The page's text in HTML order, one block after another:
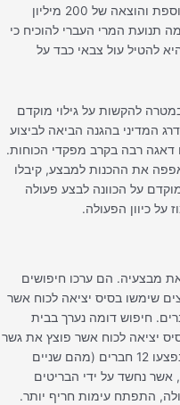
יהודים תצריך משלוח של דיוויזיה בריטית נוספת והוצאה של 200 מיליון
תנועת המרי העברי להוכיח כי
להטיל עול צבאי כבד על
להקשות על גילוי מוקדם
המדיני בהגנה הביאה לביצוע
רבה בקרב מפקדי הכוחות.
את ההכנות למבצע, קיבלו
על הכוונה לבצע פעולה
על כיוון הפעולה.
מבצעיה. הם ערכו חיפושים
שימשו בסיס יציאה לכוח אשר
גשרי א-זיב, ועצרו במצובה 27 חברים. חיפוש דומה נערך בבית
יציאה לכוח אשר פוצץ את גשר
אלנבי. במקום התפתח מאבק אשר בסופו נפצעו 12 חברים (מהם שניים
כפר גלעדי, אשר נחשד על ידי הבריטים
התפתח עימות חריף יותר.